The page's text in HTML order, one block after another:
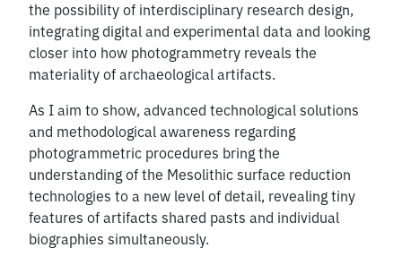
the possibility of interdisciplinary research design,
integrating digital and experimental data and looking
closer into how photogrammetry reveals the
materiality of archaeological artifacts.
As I aim to show, advanced technological solutions
and methodological awareness regarding
photogrammetric procedures bring the
understanding of the Mesolithic surface reduction
technologies to a new level of detail, revealing tiny
features of artifacts shared pasts and individual
biographies simultaneously.